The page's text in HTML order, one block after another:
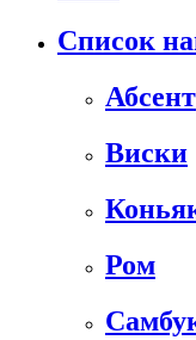
Список
Абсент
Виски
Ром